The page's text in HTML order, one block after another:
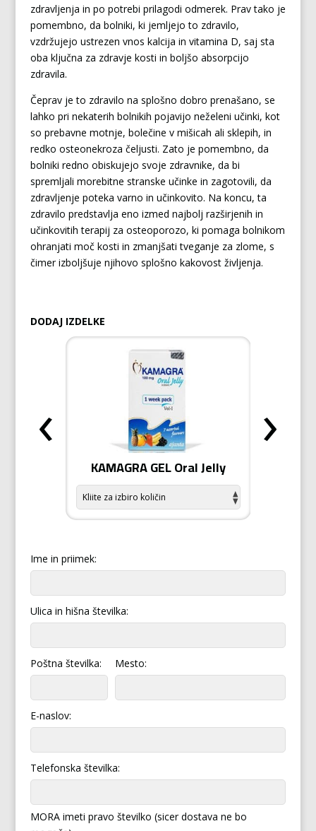
zdravljenja in po potrebi prilagodi odmerek. Prav tako je
pomembno, da bolniki, ki jemljejo to zdravilo,
vzdržujejo ustrezen vnos kalcija in vitamina D, saj sta
oba ključna za zdravje kosti in boljšo absorpcijo
zdravila.
Čeprav je to zdravilo na splošno dobro prenašano, se
lahko pri nekaterih bolnikih pojavijo neželeni učinki, kot
so prebavne motnje, bolečine v mišicah ali sklepih, in
redko osteonekroza čeljusti. Zato je pomembno, da
bolniki redno obiskujejo svoje zdravnike, da bi
spremljali morebitne stranske učinke in zagotovili, da
zdravljenje poteka varno in učinkovito. Na koncu, ta
zdravilo predstavlja eno izmed najbolj razširjenih in
učinkovitih terapij za osteoporozo, ki pomaga bolnikom
ohranjati moč kosti in zmanjšati tveganje za zlome, s
čimer izboljšuje njihovo splošno kakovost življenja.
DODAJ IZDELKE
KAMAGRA GEL Oral Jelly
‹ ›
Ime in priimek:
Ulica in hišna številka:
Poštna številka: Mesto:
E-naslov:
Telefonska številka:
MORA imeti pravo številko (sicer dostava ne bo